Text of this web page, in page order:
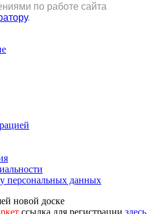
по работе сайта
.
персональных данных
новой доске
ссылка для регистрации здесь